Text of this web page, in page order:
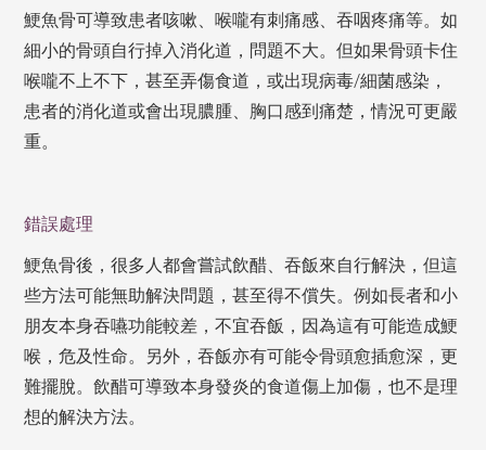
鯁魚骨可導致患者咳嗽、喉嚨有刺痛感、吞咽疼痛等。如
細小的骨頭自行掉入消化道，問題不大。但如果骨頭卡住
喉嚨不上不下，甚至弄傷食道，或出現病毒/細菌感染，
患者的消化道或會出現膿腫、胸口感到痛楚，情況可更嚴
重。
錯誤處理
鯁魚骨後，很多人都會嘗試飲醋、吞飯來自行解決，但這
些方法可能無助解決問題，甚至得不償失。例如長者和小
朋友本身吞嚥功能較差，不宜吞飯，因為這有可能造成鯁
喉，危及性命。另外，吞飯亦有可能令骨頭愈插愈深，更
難擺脫。飲醋可導致本身發炎的食道傷上加傷，也不是理
想的解決方法。